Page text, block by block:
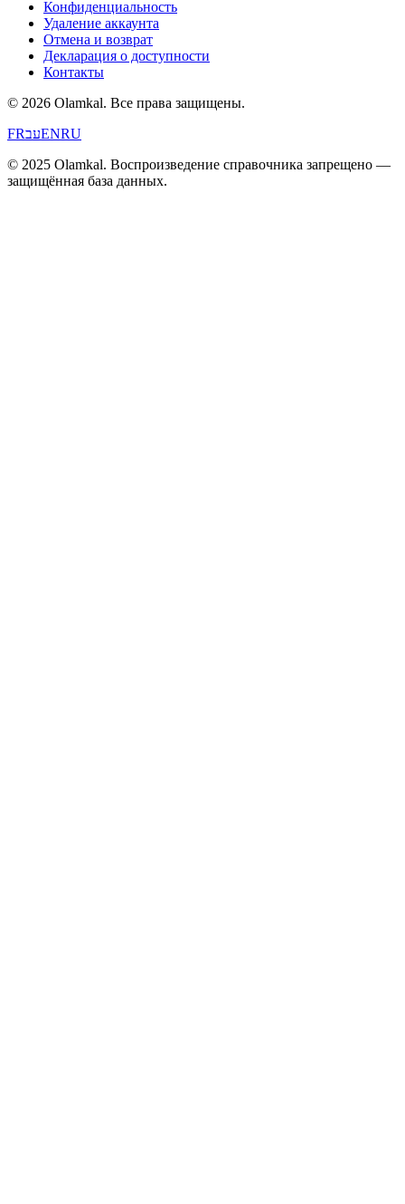
Конфиденциальность
Удаление аккаунта
Отмена и возврат
Декларация о доступности
Контакты
© 2026 Olamkal. Все права защищены.
FRעבENRU
© 2025 Olamkal. Воспроизведение справочника запрещено —
защищённая база данных.